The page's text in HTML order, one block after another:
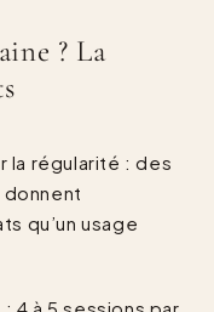
? La
la régularité : des
qu’un usage